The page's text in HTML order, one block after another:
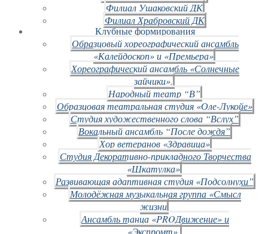
Филиал Ушаковский ДК
Филиал Храбровский ДК
Клубные формирования
Образцовый хореографический ансамбль
«Калейдоскоп» и «Премьера»
Хореографический ансамбль «Солнечные
зайчики».
Народный театр “В”
Образцовая театральная студия «Оле-Лукойе»
Студия художественного слова “Вслух”
Вокальный ансамбль “После дождя”
Хор ветеранов «Здравица»
Студия Декоративно-прикладного Творчества
«Шкатулка»
Развивающая адаптивная студия «Подсолнухи”
Молодёжная музыкальная группа «Смысл
жизни
Ансамбль танца «PROДвижение» и